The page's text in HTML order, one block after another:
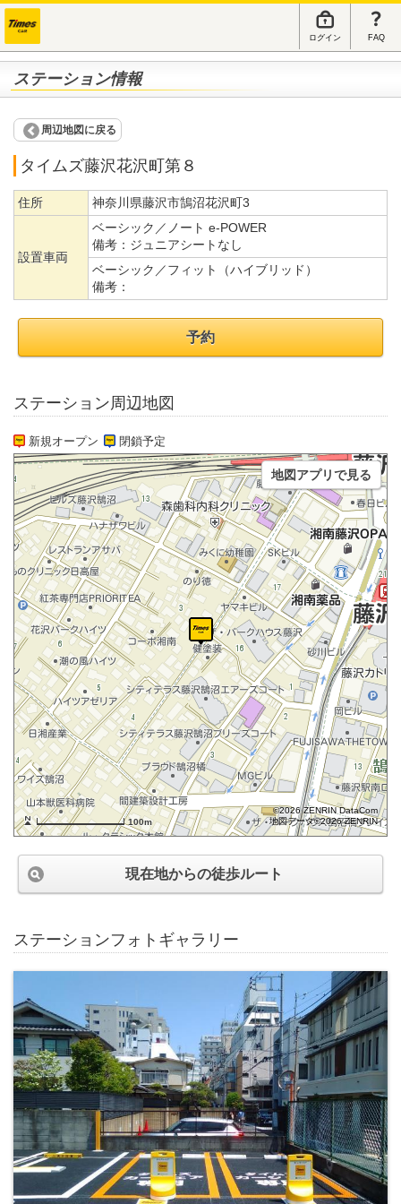
ログイン FAQ
ステーション情報
周辺地図に戻る
タイムズ藤沢花沢町第８
住所 神奈川県藤沢市鵠沼花沢町3
設置車両
ベーシック／ノート e-POWER
備考： ジュニアシートなし
ベーシック／フィット（ハイブリッド）
備考：
予約
ステーション周辺地図
新規オープン 閉鎖予定
100m
©2026 ZENRIN DataCom
地図データ©2026 ZENRIN
地図アプリで見る
現在地からの徒歩ルート
ステーションフォトギャラリー